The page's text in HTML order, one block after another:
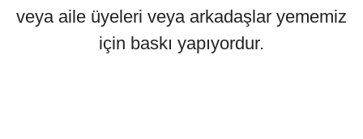
veya aile üyeleri veya arkadaşlar yememiz
için baskı yapıyordur.